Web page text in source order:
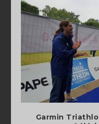
Garmin